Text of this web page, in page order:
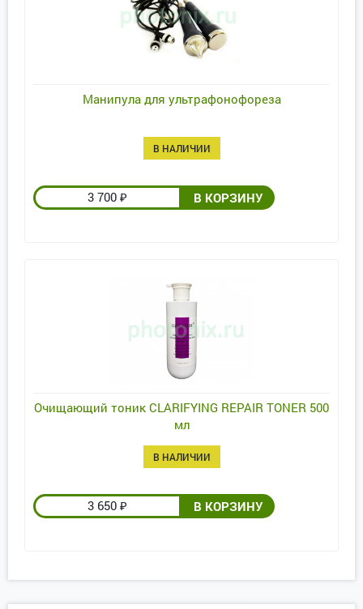
Манипула для ультрафонофореза
В НАЛИЧИИ
3 700 ₽
Очищающий тоник CLARIFYING REPAIR TONER 500
мл
В НАЛИЧИИ
3 650 ₽